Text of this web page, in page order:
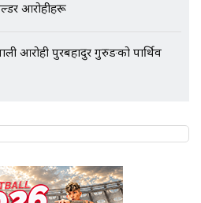
आरोहीहरू
आरोही पुरबहादुर गुरुङको पार्थिव